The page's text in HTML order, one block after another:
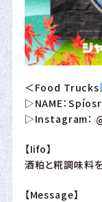
＜Food Trucks
▷NAME：
▷Instagram：
【Iifo】
酒粕と糀調味料
【Message】